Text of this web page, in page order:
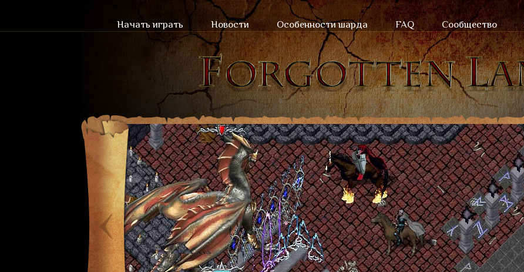
Начать играть Новости Особенности шарда FAQ Сообщество